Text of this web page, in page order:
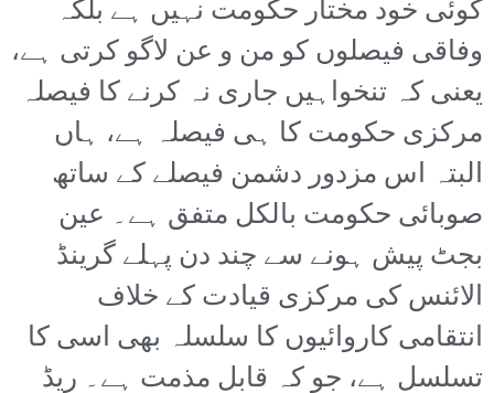
کوئی خود مختار حکومت نہیں ہے بلکہ
وفاقی فیصلوں کو من و عن لاگو کرتی ہے،
یعنی کہ تنخواہیں جاری نہ کرنے کا فیصلہ
مرکزی حکومت کا ہی فیصلہ ہے، ہاں
البتہ اس مزدور دشمن فیصلے کے ساتھ
صوبائی حکومت بالکل متفق ہے۔ عین
بجٹ پیش ہونے سے چند دن پہلے گرینڈ
الائنس کی مرکزی قیادت کے خلاف
انتقامی کاروائیوں کا سلسلہ بھی اسی کا
تسلسل ہے، جو کہ قابل مذمت ہے۔ ریڈ